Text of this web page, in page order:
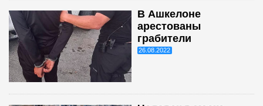
В Ашкелоне
арестованы
грабители
26.08.2022